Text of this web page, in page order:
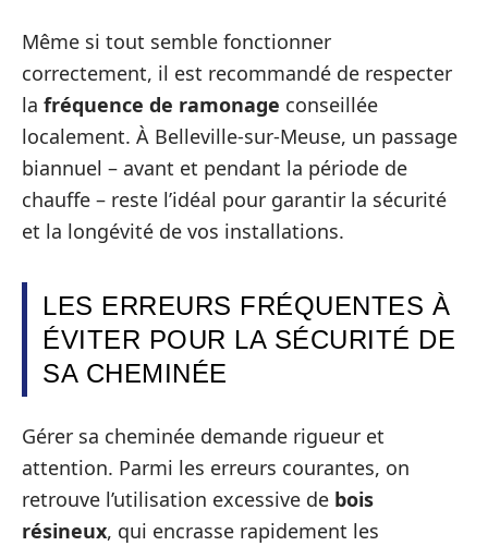
Même si tout semble fonctionner
correctement, il est recommandé de respecter
la fréquence de ramonage conseillée
localement. À Belleville-sur-Meuse, un passage
biannuel – avant et pendant la période de
chauffe – reste l’idéal pour garantir la sécurité
et la longévité de vos installations.
LES ERREURS FRÉQUENTES À
ÉVITER POUR LA SÉCURITÉ DE
SA CHEMINÉE
Gérer sa cheminée demande rigueur et
attention. Parmi les erreurs courantes, on
retrouve l’utilisation excessive de bois
résineux, qui encrasse rapidement les